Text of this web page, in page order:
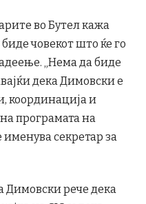
во Бутел кажа
човекот што ќе го
„Нема да биде
дека Димовски е
координација и
програмата на
секретар за
Димовски рече дека